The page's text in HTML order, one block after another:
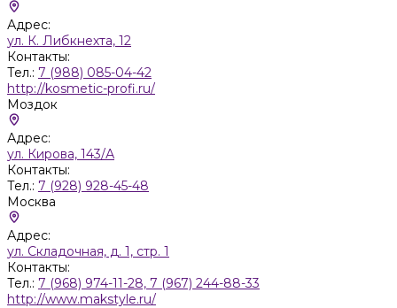
Адрес:
ул. К. Либкнехта, 12
Контакты:
Тел.: 7 (988) 085-04-42
http://kosmetic-profi.ru/
Моздок
Адрес:
ул. Кирова, 143/А
Контакты:
Тел.: 7 (928) 928-45-48
Москва
Адрес:
ул. Складочная, д. 1, стр. 1
Контакты:
Тел.: 7 (968) 974-11-28, 7 (967) 244-88-33
http://www.makstyle.ru/